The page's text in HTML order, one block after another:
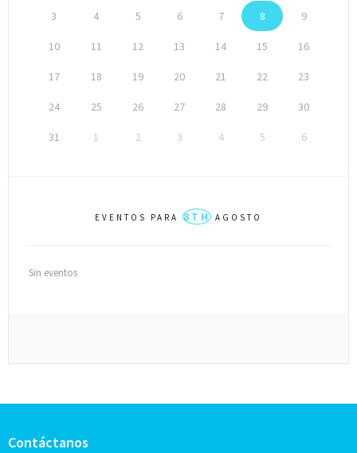
3 4 5 6 7 8 9
10 11 12 13 14 15 16
17 18 19 20 21 22 23
24 25 26 27 28 29 30
31 1 2 3 4 5 6
EVENTOS PARA 8TH AGOSTO
Sin eventos
Contáctanos